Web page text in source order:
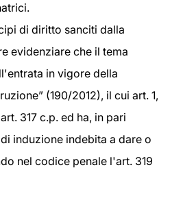
di diritto sanciti dalla
evidenziare che il tema
in vigore della
(190/2012), il cui art. 1,
317 c.p. ed ha, in pari
induzione indebita a dare o
nel codice penale l'art. 319